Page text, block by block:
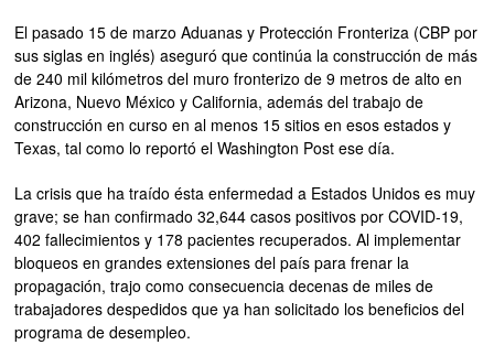
El pasado 15 de marzo Aduanas y Protección Fronteriza (CBP por
sus siglas en inglés) aseguró que continúa la construcción de más
de 240 mil kilómetros del muro fronterizo de 9 metros de alto en
Arizona, Nuevo México y California, además del trabajo de
construcción en curso en al menos 15 sitios en esos estados y
Texas, tal como lo reportó el Washington Post ese día.
La crisis que ha traído ésta enfermedad a Estados Unidos es muy
grave; se han confirmado 32,644 casos positivos por COVID-19,
402 fallecimientos y 178 pacientes recuperados. Al implementar
bloqueos en grandes extensiones del país para frenar la
propagación, trajo como consecuencia decenas de miles de
trabajadores despedidos que ya han solicitado los beneficios del
programa de desempleo.